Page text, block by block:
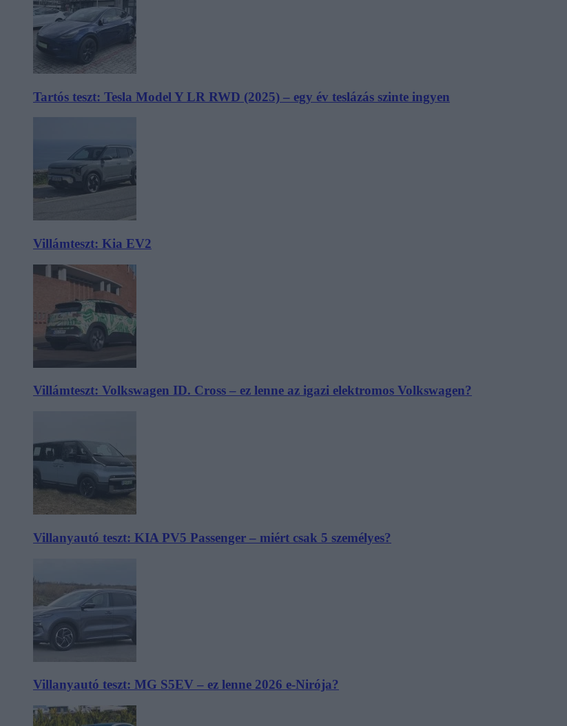
Tartós teszt: Tesla Model Y LR RWD (2025) – egy év teslázás szinte ingyen
Villámteszt: Kia EV2
Villámteszt: Volkswagen ID. Cross – ez lenne az igazi elektromos Volkswagen?
Villanyautó teszt: KIA PV5 Passenger – miért csak 5 személyes?
Villanyautó teszt: MG S5EV – ez lenne 2026 e-Nirója?